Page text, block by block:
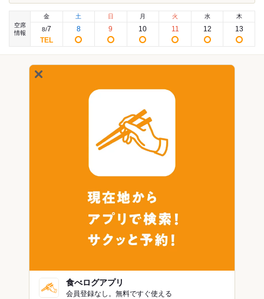
空席
情報
金
8/7
土
8
日
9
月
10
火
11
水
12
木
13
食べログアプリ
会員登録なし。無料ですぐ使える